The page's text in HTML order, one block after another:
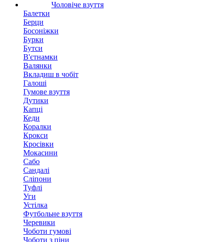
Чоловіче взуття
Балетки
Берци
Босоніжки
Бурки
Бутси
В'єтнамки
Валянки
Вкладиш в чобіт
Галоші
Гумове взуття
Дутики
Капці
Кеди
Коралки
Крокси
Кросівки
Мокасини
Сабо
Сандалі
Сліпони
Туфлі
Уги
Устілка
Футбольне взуття
Черевики
Чоботи гумові
Чоботи з піни